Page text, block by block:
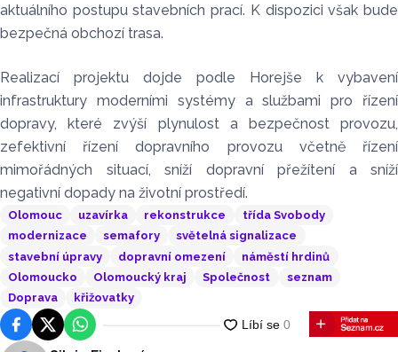
aktuálního postupu stavebních prací. K dispozici však bude
bezpečná obchozí trasa.
Realizací projektu dojde podle Horejše k vybavení
infrastruktury moderními systémy a službami pro řízení
dopravy, které zvýší plynulost a bezpečnost provozu,
zefektivní řízení dopravního provozu včetně řízení
mimořádných situací, sníží dopravní přežítení a sníží
negativní dopady na životní prostředí.
Olomouc uzavírka rekonstrukce
třída Svobody
modernizace
semafory
světelná signalizace
stavební úpravy
dopravní omezení
náměstí hrdinů
Olomoucko
Olomoucký kraj Společnost
seznam
Doprava
křižovatky
FacebookPlatforma X
WhatsApp